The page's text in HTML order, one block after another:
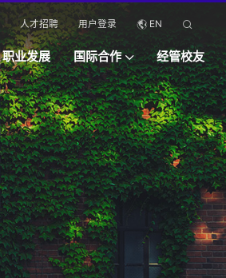
人才招聘 用户登录 EN
职业发展 国际合作 经管校友